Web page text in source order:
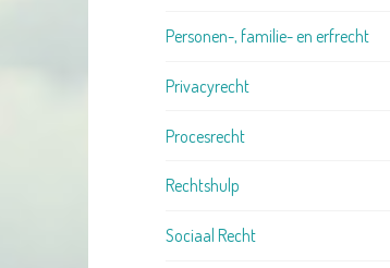
Personen-, familie- en erfrecht
Privacyrecht
Procesrecht
Rechtshulp
Sociaal Recht